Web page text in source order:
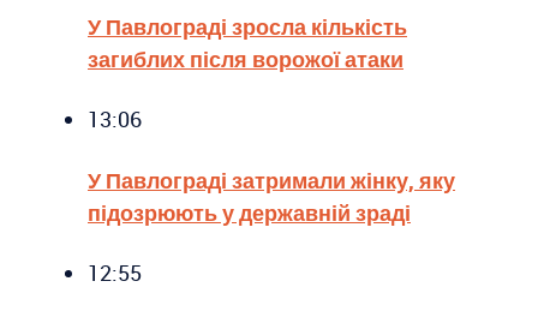
У Павлограді зросла кількість
загиблих після ворожої атаки
13:06
У Павлограді затримали жінку, яку
підозрюють у державній зраді
12:55